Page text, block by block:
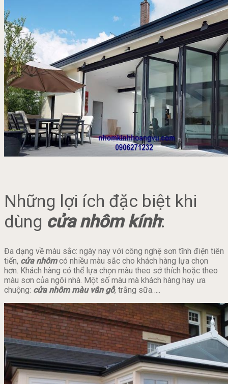
Những lợi ích đặc biệt khi
dùng cửa nhôm kính:
Đa dạng về màu sắc: ngày nay với công nghệ sơn tĩnh điện tiên
tiến, cửa nhôm có nhiều màu sắc cho khách hàng lựa chọn
hơn. Khách hàng có thể lựa chọn màu theo sở thích hoặc theo
màu sơn của ngôi nhà. Một số màu mà khách hàng hay ưa
chuộng: cửa nhôm màu vân gỗ, trắng sữa…..